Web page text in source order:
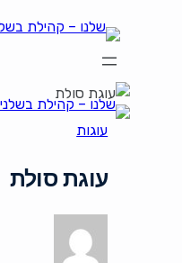
עוגות
עוגת סולת